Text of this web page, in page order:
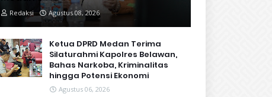
Redaksi Agustus 08, 2026
Ketua DPRD Medan Terima
Silaturahmi Kapolres Belawan,
Bahas Narkoba, Kriminalitas
hingga Potensi Ekonomi
Agustus 06, 2026